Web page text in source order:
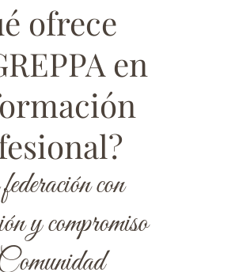
ofrece
en
con
y compromiso